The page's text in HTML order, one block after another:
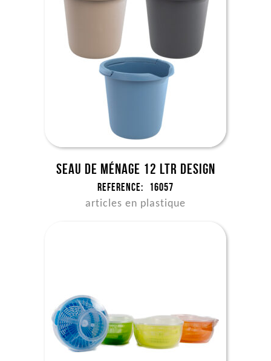
Seau de ménage 12 ltr DESIGN
Reference: 16057
articles en plastique